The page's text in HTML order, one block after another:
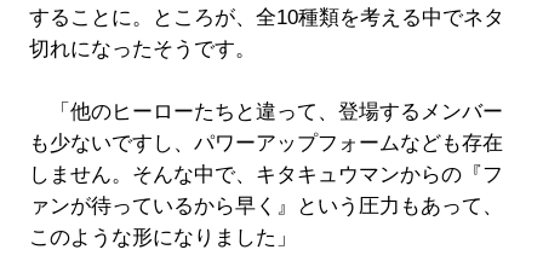
することに。ところが、全10種類を考える中でネタ
切れになったそうです。
「他のヒーローたちと違って、登場するメンバー
も少ないですし、パワーアップフォームなども存在
しません。そんな中で、キタキュウマンからの『フ
ァンが待っているから早く』という圧力もあって、
このような形になりました」